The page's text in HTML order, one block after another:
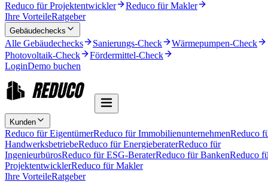
Reduco für Projektentwickler
Reduco für Makler
Ihre VorteileRatgeber
Gebäudechecks
Alle Gebäudechecks Sanierungs-Check
Wärmepumpen-Check
Photovoltaik-Check
Fördermittel-Check
LoginDemo buchen
Kunden
Reduco für EigentümerReduco für ImmobilienunternehmenReduco
HandwerksbetriebeReduco für EnergieberaterReduco für
IngenieurbürosReduco für ESG-BeraterReduco für BankenReduco
ProjektentwicklerReduco für Makler
Ihre VorteileRatgeber